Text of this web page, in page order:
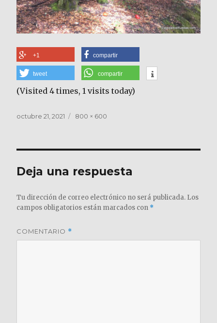
+1 compartir
tweet compartir
(Visited 4 times, 1 visits today)
Publicado
octubre 21, 2021
Tamaño
800 × 600
Deja una respuesta
Tu dirección de correo electrónico no será publicada. Los
campos obligatorios están marcados con *
COMENTARIO *